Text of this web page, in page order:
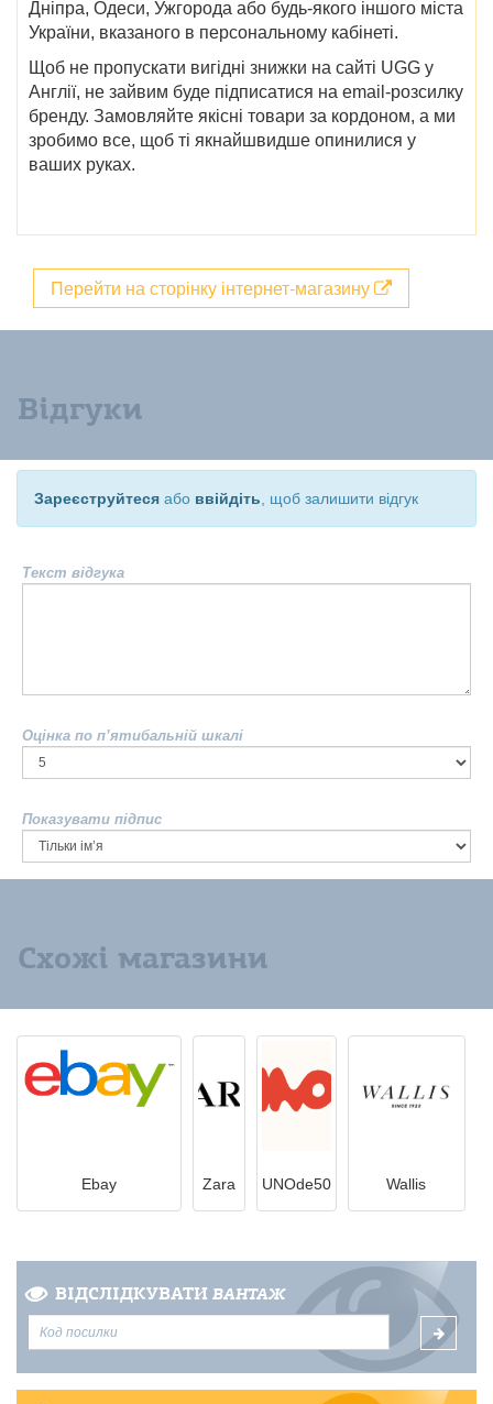
Дніпра, Одеси, Ужгорода або будь-якого іншого міста
України, вказаного в персональному кабінеті.
Щоб не пропускати вигідні знижки на сайті UGG у
Англії, не зайвим буде підписатися на email-розсилку
бренду. Замовляйте якісні товари за кордоном, а ми
зробимо все, щоб ті якнайшвидше опинилися у
ваших руках.
Перейти на сторінку інтернет-магазину
Відгуки
Зареєструйтеся або ввійдіть , щоб залишити відгук
Текст відгука
Оцінка по п’ятибальній шкалі
Показувати підпис
Схожі магазини
Ebay Zara UNOde50 Wallis
ВІДСЛІДКУВАТИ ВАНТАЖ